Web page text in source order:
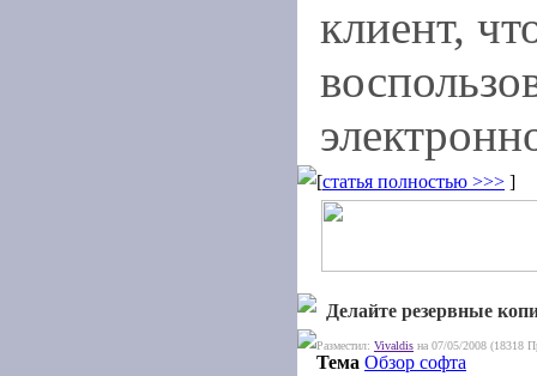
клиент,
[статья полностью >>> ]
Делайте резервные
Разместил: Vivaldis на 07/05/2008 (18318
Тема Обзор софта